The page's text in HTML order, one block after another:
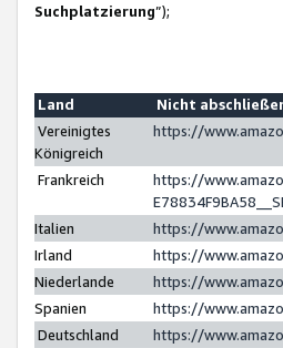
Suchplatzierung”);
Land
Nicht
Vereinigtes
Königreich
https://
Frankreich
https://
Italien
https://
Irland
https://
Niederlande
https://
Spanien
https://
Deutschland
https://